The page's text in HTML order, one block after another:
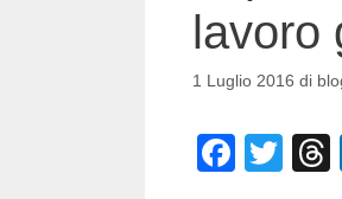
lavoro
1 Luglio 2016 di
F
T